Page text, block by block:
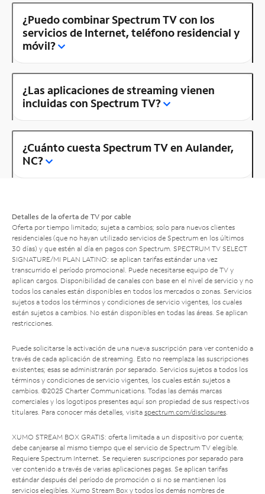
¿Puedo combinar Spectrum TV con los
servicios de Internet, teléfono residencial y
móvil?
¿Las aplicaciones de streaming vienen
incluidas con Spectrum TV?
¿Cuánto cuesta Spectrum TV en Aulander,
NC?
Detalles de la oferta de TV por cable
Oferta por tiempo limitado; sujeta a cambios; solo para nuevos clientes
residenciales (que no hayan utilizado servicios de Spectrum en los últimos
30 días) y que estén al día en pagos con Spectrum. SPECTRUM TV SELECT
SIGNATURE/MI PLAN LATINO: se aplican tarifas estándar una vez
transcurrido el período promocional. Puede necesitarse equipo de TV y
aplican cargos. Disponibilidad de canales con base en el nivel de servicio y no
todos los canales están disponibles en todos los mercados o zonas. Servicios
sujetos a todos los términos y condiciones de servicio vigentes, los cuales
están sujetos a cambios. No están disponibles en todas las áreas. Se aplican
restricciones.
Puede solicitarse la activación de una nueva suscripción para ver contenido a
través de cada aplicación de streaming. Esto no reemplaza las suscripciones
existentes; esas se administrarán por separado. Servicios sujetos a todos los
términos y condiciones de servicio vigentes, los cuales están sujetos a
cambios. ©2025 Charter Communications. Todas las demás marcas
comerciales y los logotipos presentes aquí son propiedad de sus respectivos
titulares. Para conocer más detalles, visita spectrum.com/disclosures.
XUMO STREAM BOX GRATIS: oferta limitada a un dispositivo por cuenta;
debe canjearse al mismo tiempo que el servicio de Spectrum TV elegible.
Requiere Spectrum Internet. Se requieren suscripciones por separado para
ver contenido a través de varias aplicaciones pagas. Se aplican tarifas
estándar después del período de promoción o si no se mantienen los
servicios elegibles. Xumo Stream Box y todos los demás nombres de